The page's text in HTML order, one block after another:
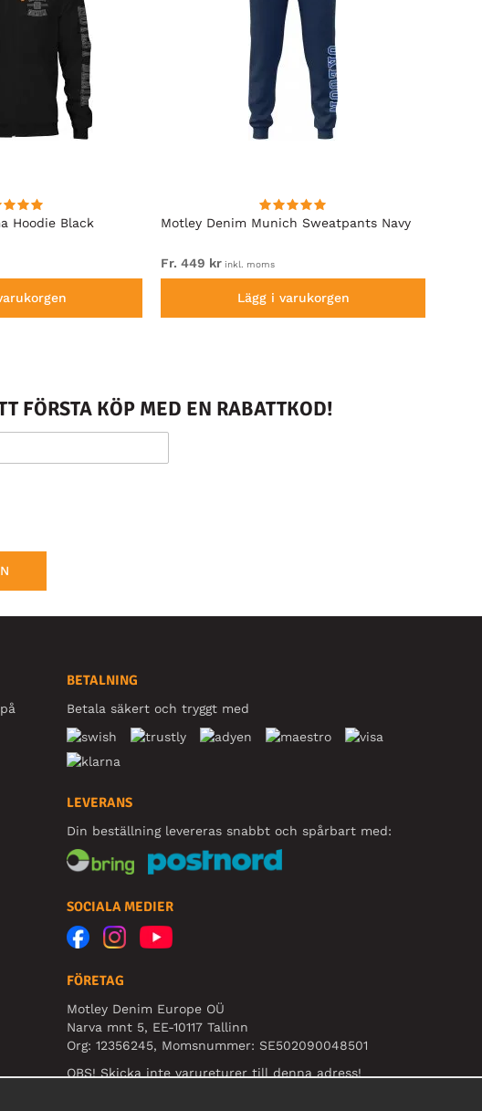
Hoodie Black Motley Denim Munich Sweatpants Navy
Fr. 449 kr inkl. moms
Lägg i varukorgen
FÖRSTA KÖP MED EN RABATTKOD!
BETALNING
Betala säkert och tryggt med
LEVERANS
Din beställning levereras snabbt och spårbart med:
SOCIALA MEDIER
FÖRETAG
Motley Denim Europe OÜ
Narva mnt 5, EE-10117 Tallinn
Org: 12356245, Momsnummer: SE502090048501
OBS! Skicka inte varureturer till denna adress!